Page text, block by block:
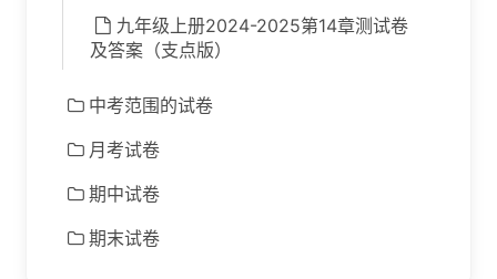
九年级上册2024-2025第14章测试卷
及答案（支点版）
中考范围的试卷
月考试卷
期中试卷
期末试卷